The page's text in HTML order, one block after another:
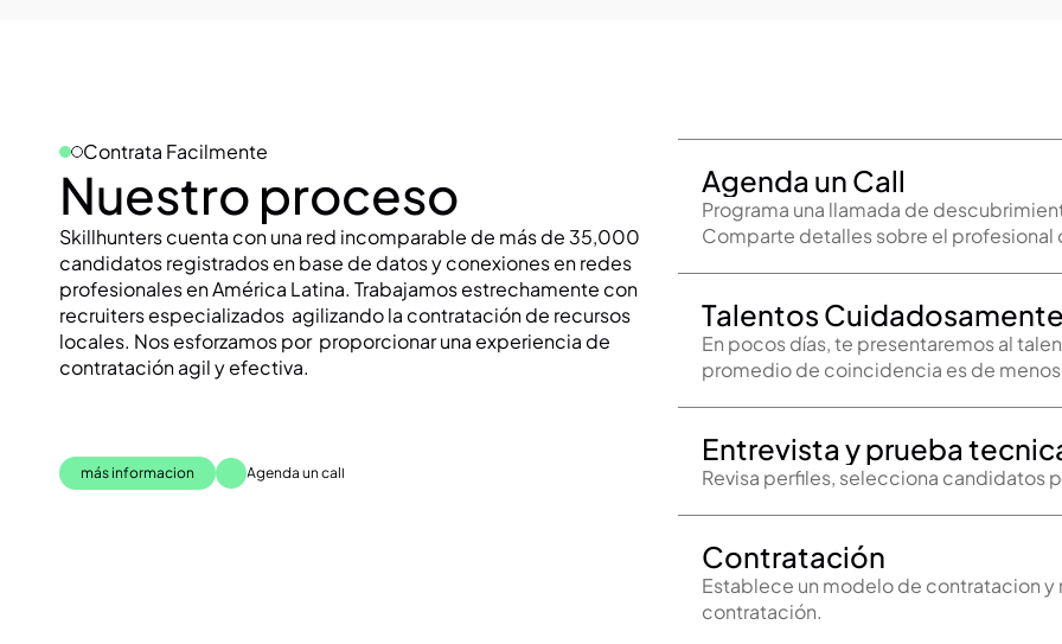
Contrata Facilmente
Nuestro proceso
Skillhunters cuenta con una red incomparable de más de 35,000
candidatos registrados en base de datos y conexiones en redes
profesionales en América Latina. Trabajamos estrechamente con
recruiters especializados  agilizando la contratación de recursos
locales. Nos esforzamos por  proporcionar una experiencia de
contratación agil y efectiva.
más informacion Agenda un call
Agenda un Call
Programa una llamada de
Talentos
En pocos días, te presentaremos al
promedio de coincidencia es de menos
Entrevista y prueba
Contratación
Establece un modelo de contratacion